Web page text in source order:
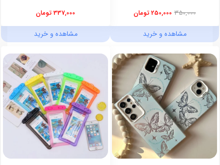
350,000 250,000 تومان
مشاهده و خرید
337,000 تومان
مشاهده و خرید